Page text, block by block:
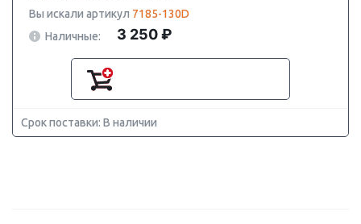
Вы искали артикул 7185-130D
Наличные:
3 250 ₽
Срок поставки: В наличии